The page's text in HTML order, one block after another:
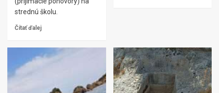
strednú školu.
Čítať ďalej